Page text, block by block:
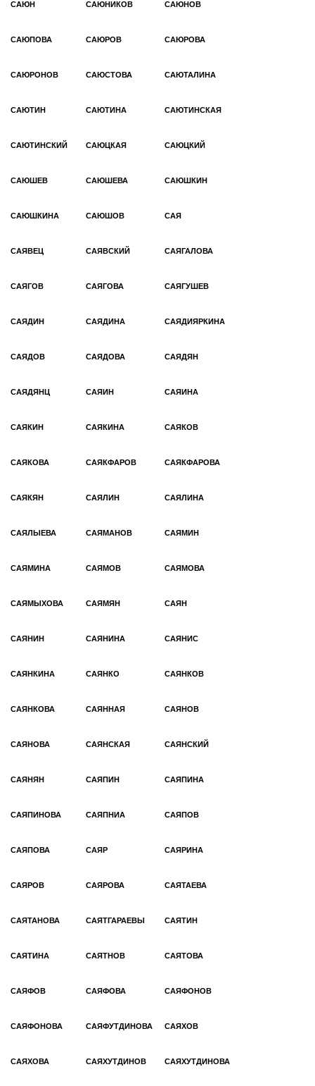
САЮН САЮНИКОВ САЮНОВ
САЮПОВА САЮРОВ САЮРОВА
САЮРОНОВ САЮСТОВА САЮТАЛИНА
САЮТИН САЮТИНА САЮТИНСКАЯ
САЮТИНСКИЙ САЮЦКАЯ САЮЦКИЙ
САЮШЕВ САЮШЕВА САЮШКИН
САЮШКИНА САЮШОВ САЯ
САЯВЕЦ САЯВСКИЙ САЯГАЛОВА
САЯГОВ САЯГОВА САЯГУШЕВ
САЯДИН САЯДИНА САЯДИЯРКИНА
САЯДОВ САЯДОВА САЯДЯН
САЯДЯНЦ САЯИН САЯИНА
САЯКИН САЯКИНА САЯКОВ
САЯКОВА САЯКФАРОВ САЯКФАРОВА
САЯКЯН САЯЛИН САЯЛИНА
САЯЛЫЕВА САЯМАНОВ САЯМИН
САЯМИНА САЯМОВ САЯМОВА
САЯМЫХОВА САЯМЯН САЯН
САЯНИН САЯНИНА САЯНИС
САЯНКИНА САЯНКО САЯНКОВ
САЯНКОВА САЯННАЯ САЯНОВ
САЯНОВА САЯНСКАЯ САЯНСКИЙ
САЯНЯН САЯПИН САЯПИНА
САЯПИНОВА САЯПНИА САЯПОВ
САЯПОВА САЯР САЯРИНА
САЯРОВ САЯРОВА САЯТАЕВА
САЯТАНОВА САЯТГАРАЕВЫ САЯТИН
САЯТИНА САЯТНОВ САЯТОВА
САЯФОВ САЯФОВА САЯФОНОВ
САЯФОНОВА САЯФУТДИНОВА САЯХОВ
САЯХОВА САЯХУТДИНОВ САЯХУТДИНОВА